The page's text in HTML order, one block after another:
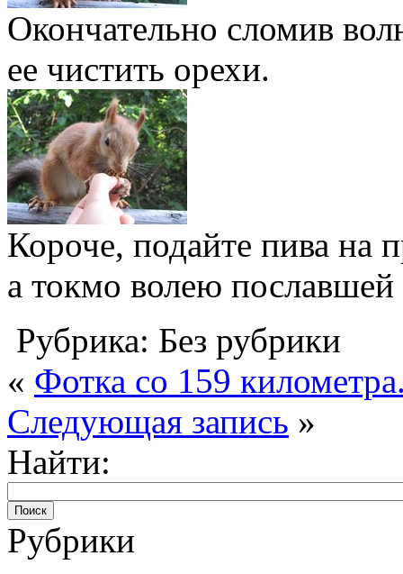
Окончательно сломив
ее чистить орехи.
Короче, подайте пива на
а токмо волею
Рубрика: Без рубрики
« Фотка со 159
Следующая запись »
Найти:
Рубрики